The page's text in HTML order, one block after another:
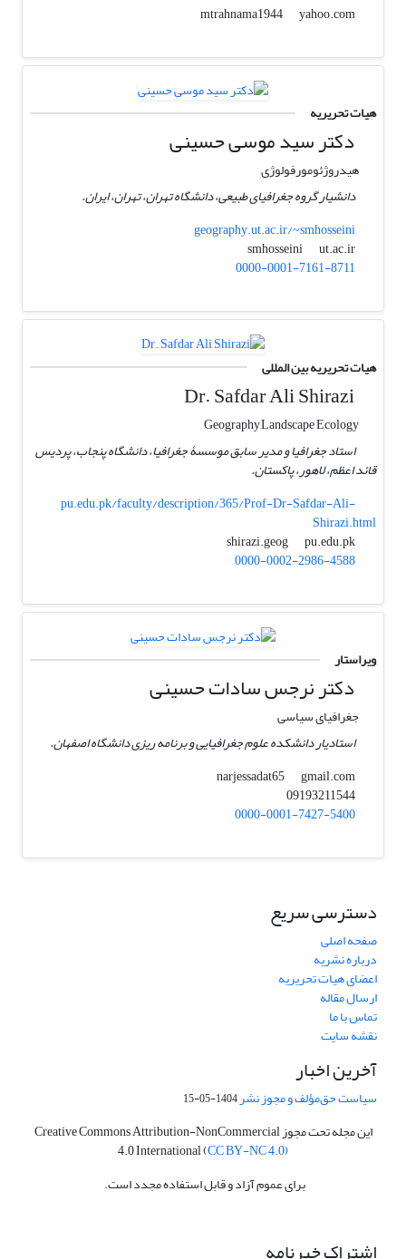
mtrahnama1944
yahoo.com
هیات تحریریه
دکتر سید موسی حسینی
هیدروژئومورفولوژی
دانشیار گروه جغرافیای طبیعی، دانشگاه تهران، تهران، ایران.
geography.ut.ac.ir/~smhosseini
smhosseini
ut.ac.ir
0000-0001-7161-8711
هیات تحریریه بین المللی
Dr. Safdar Ali Shirazi
Geography,Landscape Ecology
استاد جغرافیا و مدیر سابق موسسۀ جغرافیا، دانشگاه پنجاب، پردیس
قائد اعظم، لاهور، پاکستان.
pu.edu.pk/faculty/description/365/Prof-Dr-Safdar-Ali-
Shirazi.html
shirazi.geog
pu.edu.pk
0000-0002-2986-4588
ویراستار
دکتر نرجس سادات حسینی
جغرافیای سیاسی
استادیار دانشکده علوم جغرافیایی و برنامه ریزی دانشگاه اصفهان.
narjessadat65
gmail.com
09193211544
0000-0001-7427-5400
دسترسی سریع
صفحه اصلی
درباره نشریه
اعضای هیات تحریریه
ارسال مقاله
تماس با ما
نقشه سایت
آخرین اخبار
سیاست حق‌مؤلف و مجوز نشر1404-05-15
این مجله تحت مجوز Creative Commons Attribution-NonCommercial
4.0 International (CC BY-NC 4.0)
برای عموم آزاد و قابل استفاده مجدد است.